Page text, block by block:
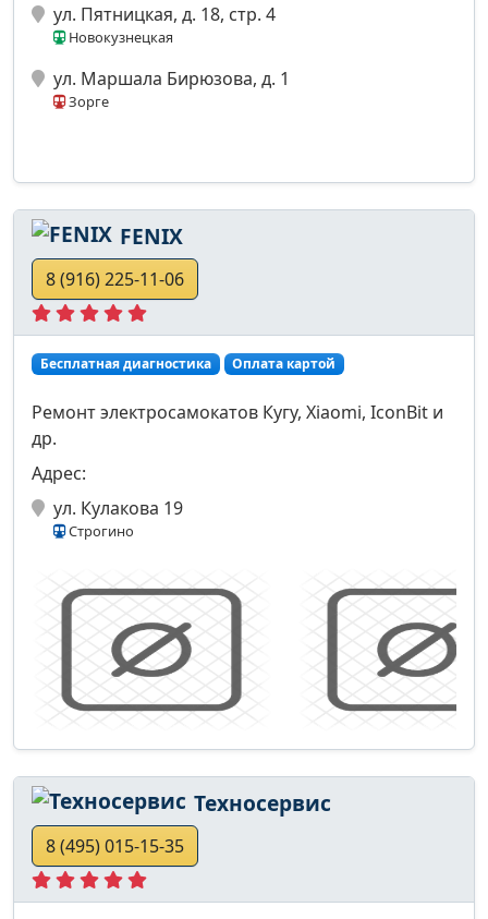
ул. Пятницкая, д. 18, стр. 4
Новокузнецкая
ул. Маршала Бирюзова, д. 1
Зорге
FENIX
8 (916) 225-11-06
Бесплатная диагностика Оплата картой
Ремонт электросамокатов Кугу, Xiaomi, IconBit и
др.
Адрес:
ул. Кулакова 19
Строгино
Техносервис
8 (495) 015-15-35